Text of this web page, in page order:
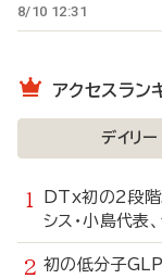
8/10 12:31
アクセスラン
デイリー
DTx初の2段階
シス・小島代表
初の低分子